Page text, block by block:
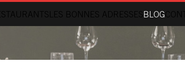
LES BONNES ADRESSESBLOG